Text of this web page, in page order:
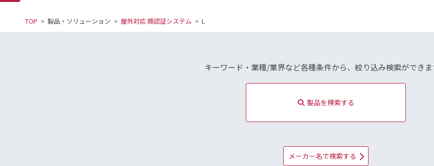
TOP 製品・ソリューション 屋外対応 顔認証システム L
キーワード・業種/業界など各種条件から、絞り込み検索ができま
製品を検索する
メーカー名で検索する